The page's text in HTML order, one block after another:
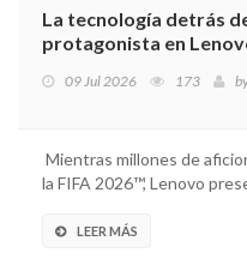
La tecnología detrás
protagonista en
09 Jul 2026 173
Mientras millones de
la FIFA 2026™, Lenovo
LEER MÁS